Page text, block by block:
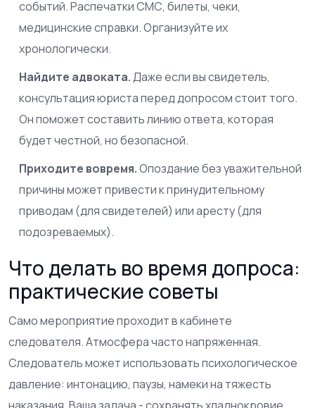
событий. Распечатки СМС, билеты, чеки,
медицинские справки. Организуйте их
хронологически.
Найдите адвоката.Даже если вы свидетель,
консультация юриста перед допросом стоит того.
Он поможет составить линию ответа, которая
будет честной, но безопасной.
Приходите вовремя.Опоздание без уважительной
причины может привести к принудительному
приводам (для свидетелей) или аресту (для
подозреваемых).
Что делать во время допроса:
практические советы
Само мероприятие проходит в кабинете
следователя. Атмосфера часто напряженная.
Следователь может использовать психологическое
давление: интонацию, паузы, намеки на тяжесть